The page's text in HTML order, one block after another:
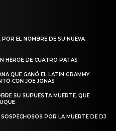
EL NOMBRE DE SU NUEVA
HÉROE DE CUATRO PATAS
QUE GANÓ EL LATIN GRAMMY
CON JOE JONAS
SU SUPUESTA MUERTE, QUE
POR LA MUERTE DE DJ